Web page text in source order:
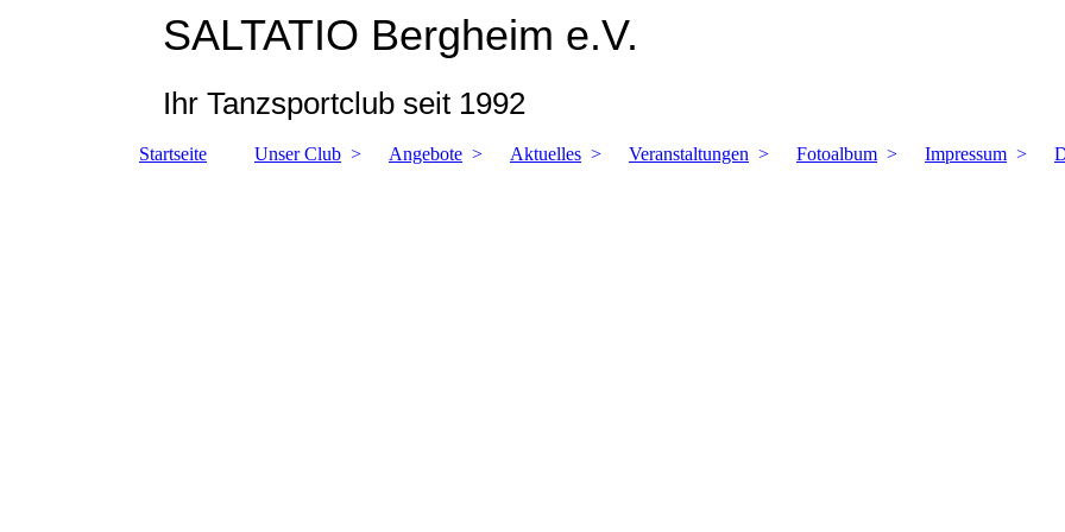
SALTATIO Bergheim e.V.
Ihr Tanzsportclub seit 1992
Startseite Unser Club Angebote Aktuelles Veranstaltungen Fotoalbum Impressum